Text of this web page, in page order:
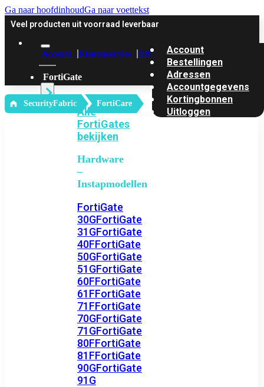
Ga naar hoofdinhoudGa naar voettekst
Veel producten uit voorraad leverbaar
Account Klantenservice Offerte
FortiGate
Alle
FortiGates
bekijken
Hardware
–
Instapmodellen
FortiGate
30GFortiGate
31GFortiGate
40FFortiGate
50GFortiGate
51GFortiGate
60FFortiGate
61FFortiGate
71FFortiGate
70GFortiGate
71GFortiGate
80FFortiGate
81FFortiGate
90GFortiGate
91G
Account
Bestellingen
Adressen
Accountgegevens
Kortingbonnen
Uitloggen
‎ SecurityFabric FortiCare